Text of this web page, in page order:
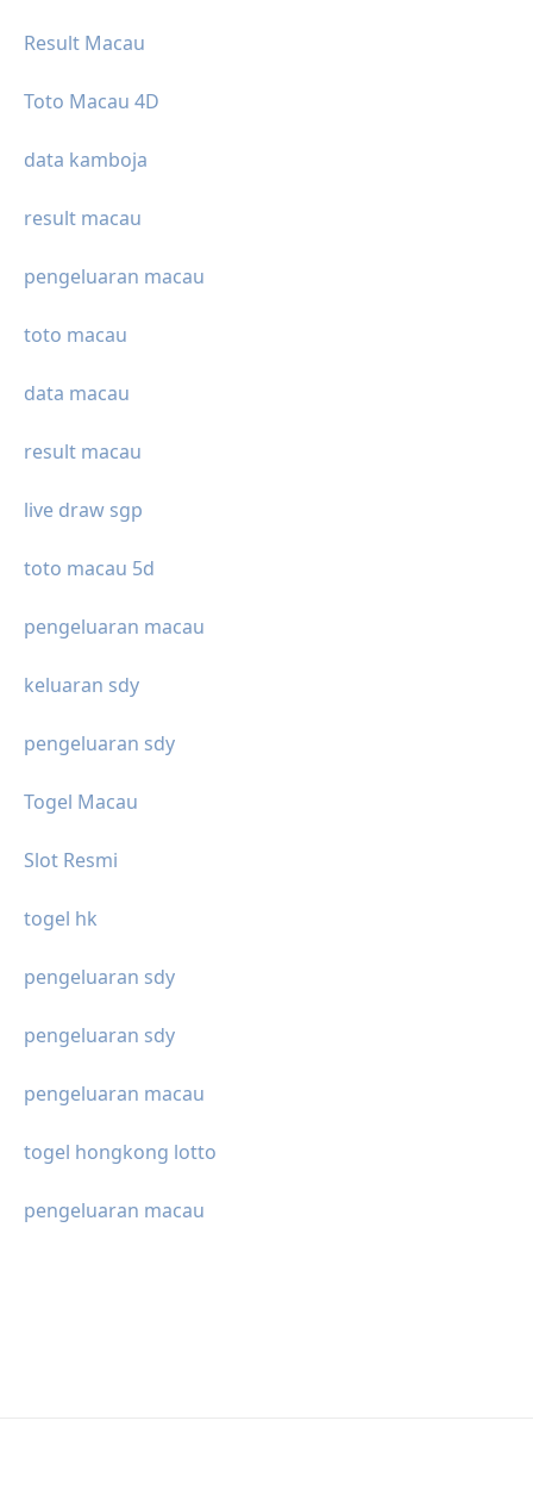
Result Macau
Toto Macau 4D
data kamboja
result macau
pengeluaran macau
toto macau
data macau
result macau
live draw sgp
toto macau 5d
pengeluaran macau
keluaran sdy
pengeluaran sdy
Togel Macau
Slot Resmi
togel hk
pengeluaran sdy
pengeluaran sdy
pengeluaran macau
togel hongkong lotto
pengeluaran macau